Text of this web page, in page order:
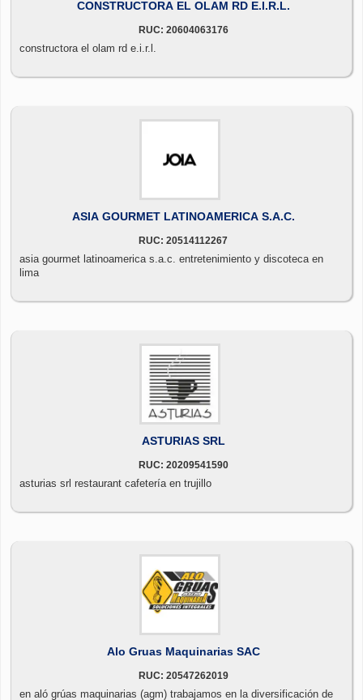
CONSTRUCTORA EL OLAM RD E.I.R.L.
RUC: 20604063176
constructora el olam rd e.i.r.l.
ASIA GOURMET LATINOAMERICA S.A.C.
RUC: 20514112267
asia gourmet latinoamerica s.a.c. entretenimiento y discoteca en
lima
ASTURIAS SRL
RUC: 20209541590
asturias srl restaurant cafetería en trujillo
Alo Gruas Maquinarias SAC
RUC: 20547262019
en aló grúas maquinarias (agm) trabajamos en la diversificación de